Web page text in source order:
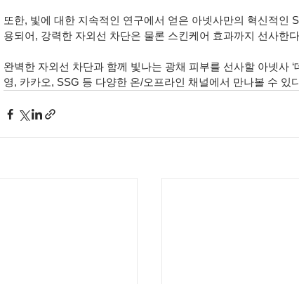
또한, 빛에 대한 지속적인 연구에서 얻은 아넷사만의 혁신적인
용되어, 강력한 자외선 차단은 물론 스킨케어 효과까지 선사한
완벽한 자외선 차단과 함께 빛나는 광채 피부를 선사할 아넷사 ‘
영, 카카오, SSG 등 다양한 온/오프라인 채널에서 만나볼 수 있